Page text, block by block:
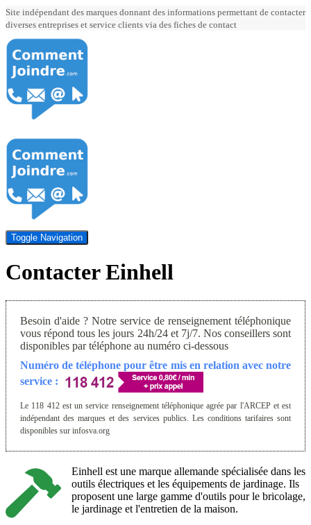
Site indépendant des marques donnant des informations permettant de contacter
diverses entreprises et service clients via des fiches de contact
Toggle Navigation
Contacter Einhell
Besoin d'aide ? Notre service de renseignement téléphonique
vous répond tous les jours 24h/24 et 7j/7. Nos conseillers sont
disponibles par téléphone au numéro ci-dessous
Numéro de téléphone pour être mis en relation avec notre
service :
Le 118 412 est un service renseignement téléphonique agrée par l'ARCEP et est
indépendant des marques et des services publics. Les conditions tarifaires sont
disponibles sur infosva.org
Einhell est une marque allemande spécialisée dans les
outils électriques et les équipements de jardinage. Ils
proposent une large gamme d'outils pour le bricolage,
le jardinage et l'entretien de la maison.